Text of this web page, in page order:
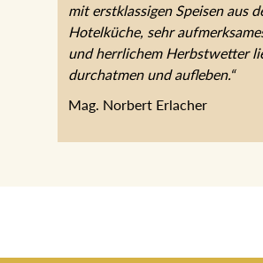
mit erstklassigen Speisen aus
Hotelküche, sehr
und herrlichem Herbstwetter
durchatmen und aufleben.“
Mag. Norbert Erlacher